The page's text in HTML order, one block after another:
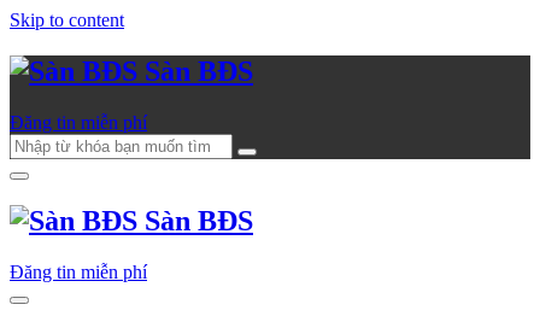
Skip to content
Sàn BĐS
Đăng tin miễn phí
Sàn BĐS
Đăng tin miễn phí